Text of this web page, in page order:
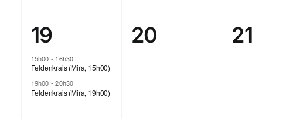
2
évènements,
19
15h00 - 16h30
Feldenkrais (Mira, 15h00)
19h00 -20h30
Feldenkrais (Mira, 19h00)
0
20
0
21